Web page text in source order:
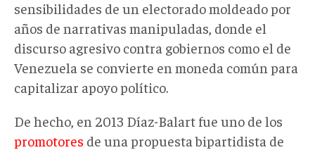
sensibilidades de un electorado moldeado por
años de narrativas manipuladas, donde el
discurso agresivo contra gobiernos como el de
Venezuela se convierte en moneda común para
capitalizar apoyo político.
De hecho, en 2013 Díaz-Balart fue uno de los
promotores de una propuesta bipartidista de